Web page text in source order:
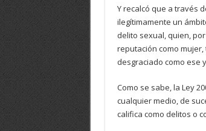
Y recalcó que a través
ilegítimamente un
delito sexual, quien,
reputación como
desgraciado como ese
Como se sabe, la Ley
cualquier medio, de
califica como delitos o